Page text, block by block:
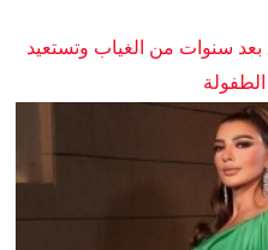
سنوات من الغياب وتستعيد